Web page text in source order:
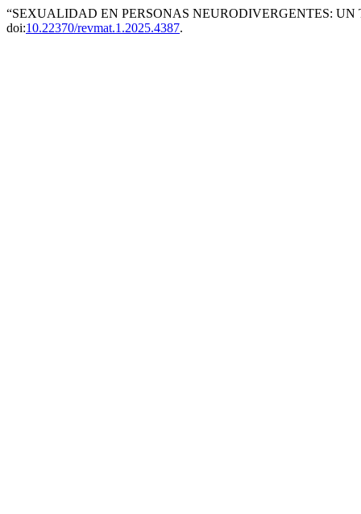
“SEXUALIDAD EN PERSONAS NEURODIVERGENTES:
doi:10.22370/revmat.1.2025.4387.